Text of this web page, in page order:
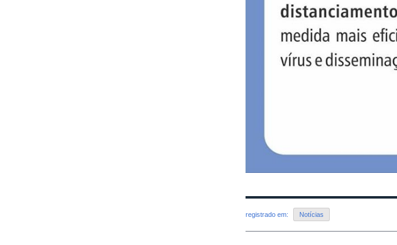
registrado em: Notícias